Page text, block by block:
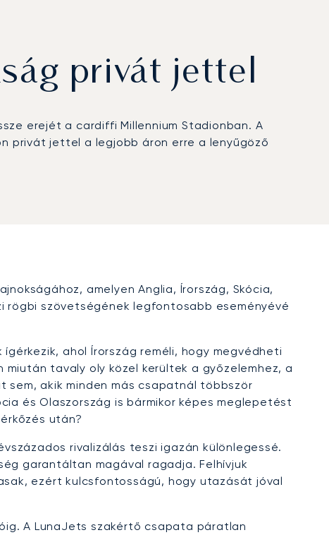
privát jettel
erejét a cardiffi Millennium Stadionban. A
privát jettel a legjobb áron erre a lenyűgöző
amelyen Anglia, Írország, Skócia,
szövetségének legfontosabb eseményévé
ahol Írország reméli, hogy megvédheti
tavaly oly közel kerültek a győzelemhez, a
sem, akik minden más csapatnál többször
és Olaszország is bármikor képes meglepetést
után?
rivalizálás teszi igazán különlegessé.
garantáltan magával ragadja. Felhívjuk
ezért kulcsfontosságú, hogy utazását jóval
A LunaJets szakértő csapata páratlan